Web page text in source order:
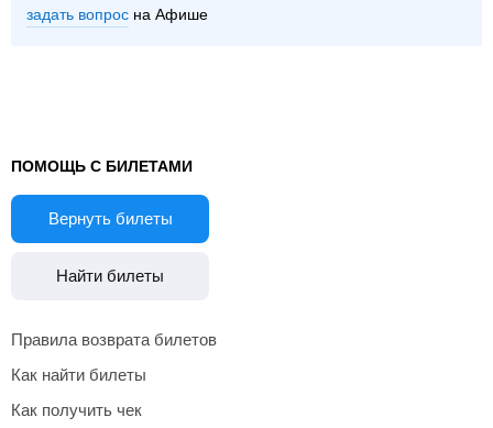
задать вопрос на Афише
ПОМОЩЬ С БИЛЕТАМИ
Вернуть билеты
Найти билеты
Правила возврата билетов
Как найти билеты
Как получить чек